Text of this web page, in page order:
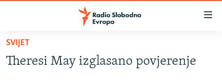
Pređite
glavni
BOSNA I HERCEGOVINA
SVIJET
Theresi May izglasano povjerenje